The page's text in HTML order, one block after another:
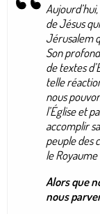
de Jésus
Jérusalem
Son
de textes
telle
nous
l’Église et
accomplir
peuple des
le Royaume
Alors que
nous